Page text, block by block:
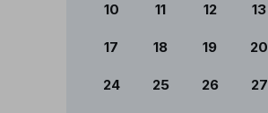
10 11 12 13
17 18 19 20
24 25 26 27